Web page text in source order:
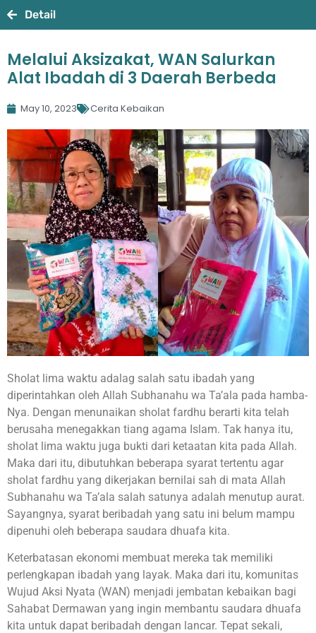
Detail
Melalui Aksizakat, WAN Salurkan
Alat Ibadah di 3 Daerah Berbeda
May 10, 2023 Cerita Kebaikan
Sholat lima waktu adalag salah satu ibadah yang
diperintahkan oleh Allah Subhanahu wa Ta’ala pada hamba-
Nya. Dengan menunaikan sholat fardhu berarti kita telah
berusaha menegakkan tiang agama Islam. Tak hanya itu,
sholat lima waktu juga bukti dari ketaatan kita pada Allah.
Maka dari itu, dibutuhkan beberapa syarat tertentu agar
sholat fardhu yang dikerjakan bernilai sah di mata Allah
Subhanahu wa Ta’ala salah satunya adalah menutup aurat.
Sayangnya, syarat beribadah yang satu ini belum mampu
dipenuhi oleh beberapa saudara dhuafa kita.
Keterbatasan ekonomi membuat mereka tak memiliki
perlengkapan ibadah yang layak. Maka dari itu, komunitas
Wujud Aksi Nyata (WAN) menjadi jembatan kebaikan bagi
Sahabat Dermawan yang ingin membantu saudara dhuafa
kita untuk dapat beribadah dengan lancar. Tepat sekali,